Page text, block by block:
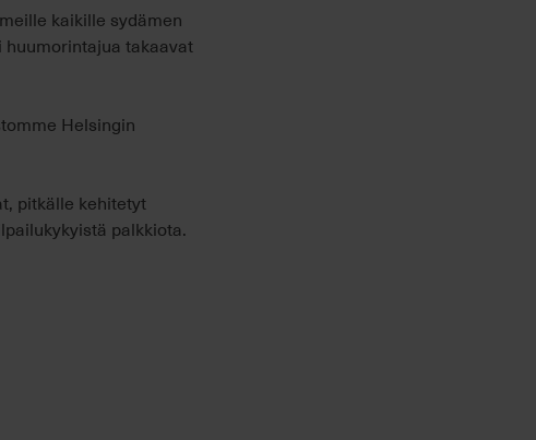
kaikille sydämen
huumorintajua takaavat
Helsingin
pitkälle kehitetyt
palkkiota.